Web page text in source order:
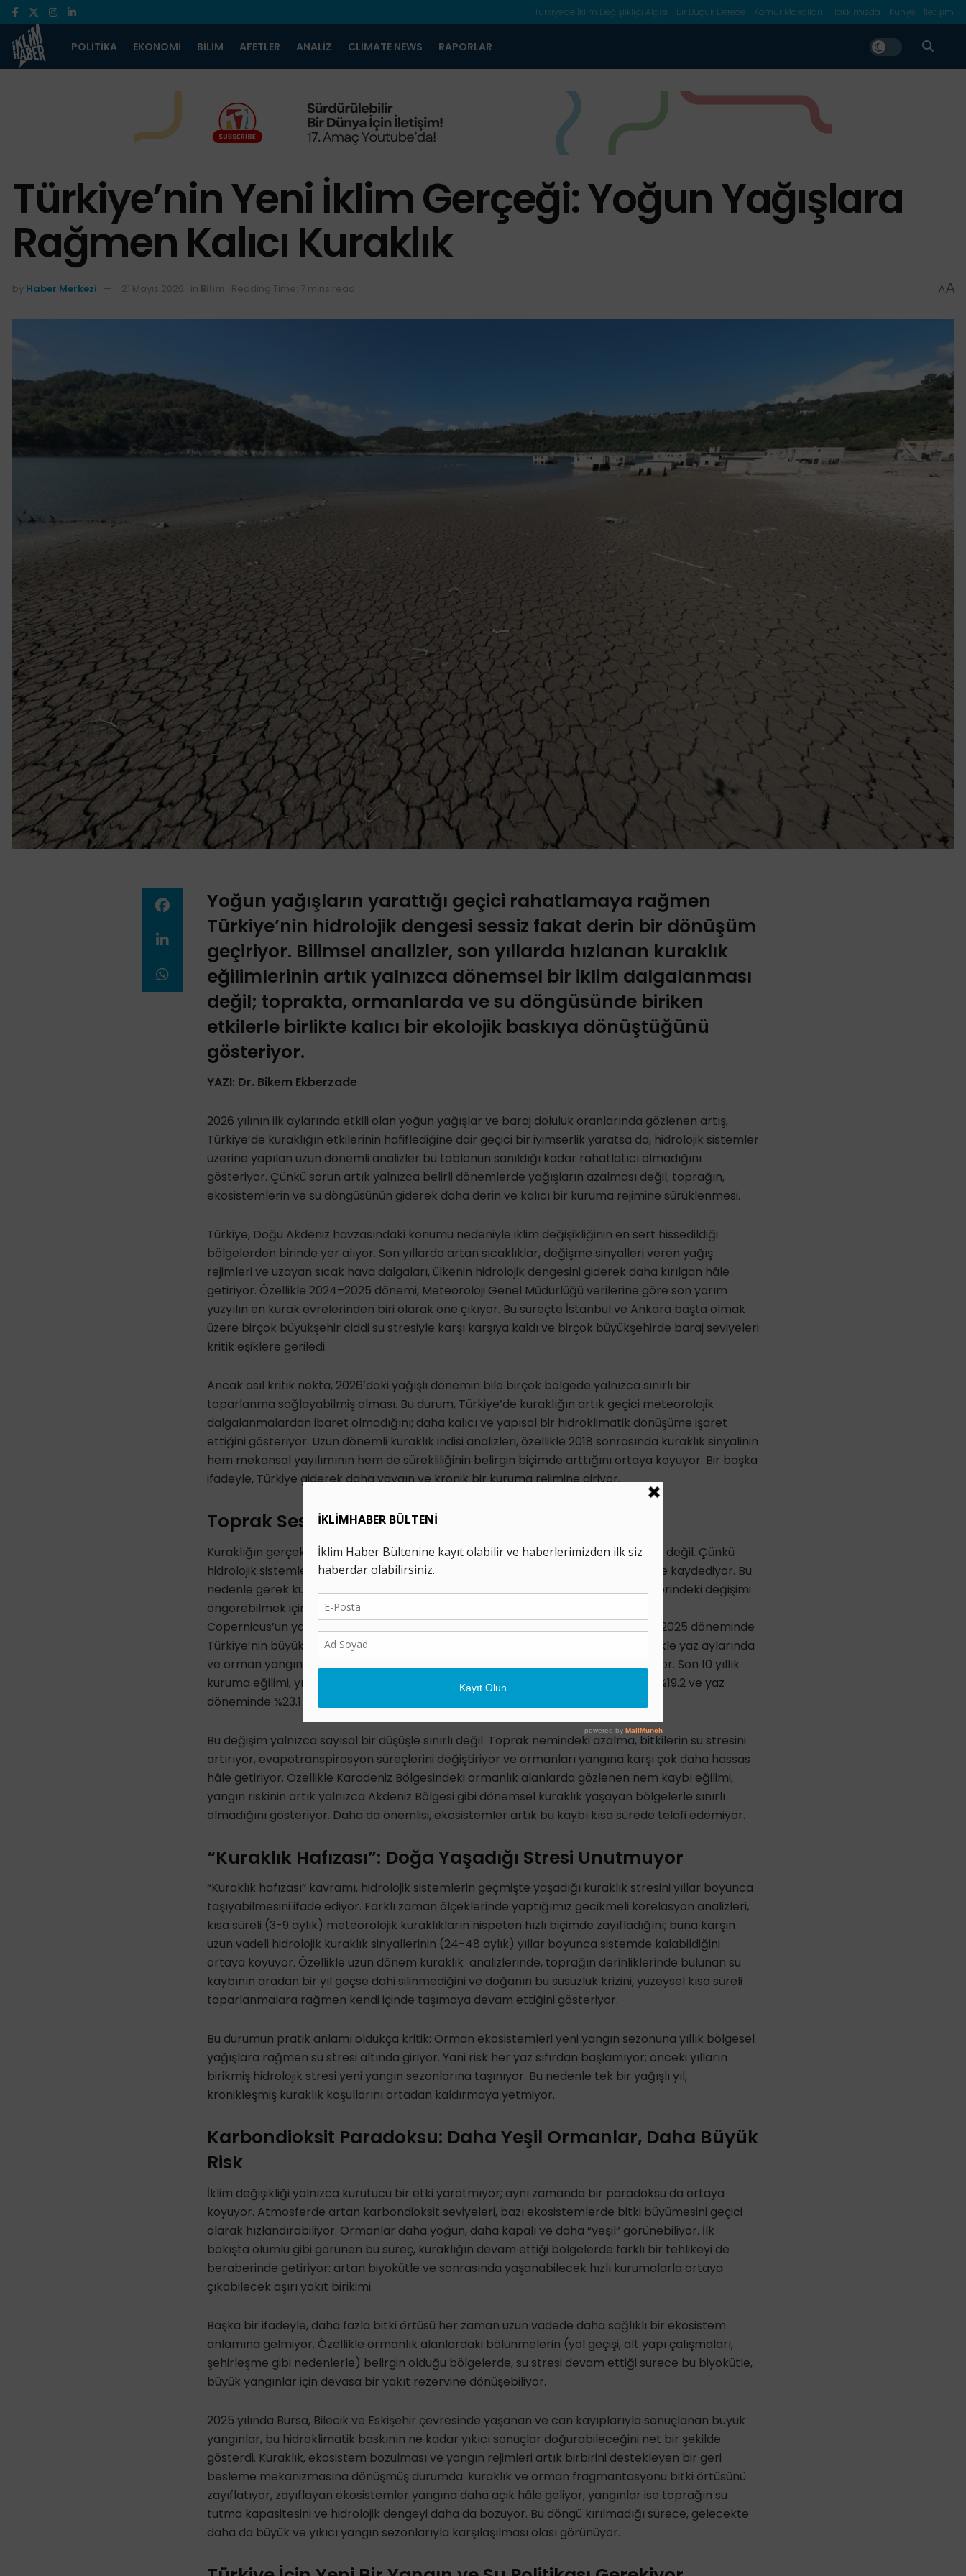
Türkiye’de İklim Değişlikliği Algısı Bir Buçuk Derece Kömür Masalları Hakkımızda Künye İletişim
POLITIKA EKONOMI BILIM AFETLER ANALIZ CLIMATE NEWS RAPORLAR
Türkiye’nin Yeni İklim Gerçeği: Yoğun Yağışlara
Rağmen Kalıcı Kuraklık
by Haber Merkezi 21 Mayıs 2026 in Bilim Reading Time: 7 mins read AA
Yoğun yağışların yarattığı geçici rahatlamaya rağmen
Türkiye’nin hidrolojik dengesi sessiz fakat derin bir dönüşüm
geçiriyor. Bilimsel analizler, son yıllarda hızlanan kuraklık
eğilimlerinin artık yalnızca dönemsel bir iklim dalgalanması
değil; toprakta, ormanlarda ve su döngüsünde biriken
etkilerle birlikte kalıcı bir ekolojik baskıya dönüştüğünü
gösteriyor.
YAZI: Dr. Bikem Ekberzade
2026 yılının ilk aylarında etkili olan yoğun yağışlar ve baraj doluluk oranlarında gözlenen artış,
Türkiye’de kuraklığın etkilerinin hafiflediğine dair geçici bir iyimserlik yaratsa da, hidrolojik sistemler
üzerine yapılan uzun dönemli analizler bu tablonun sanıldığı kadar rahatlatıcı olmadığını
gösteriyor. Çünkü sorun artık yalnızca belirli dönemlerde yağışların azalması değil; toprağın,
ekosistemlerin ve su döngüsünün giderek daha derin ve kalıcı bir kuruma rejimine sürüklenmesi.
Türkiye, Doğu Akdeniz havzasındaki konumu nedeniyle iklim değişikliğinin en sert hissedildiği
bölgelerden birinde yer alıyor. Son yıllarda artan sıcaklıklar, değişme sinyalleri veren yağış
rejimleri ve uzayan sıcak hava dalgaları, ülkenin hidrolojik dengesini giderek daha kırılgan hâle
getiriyor. Özellikle 2024–2025 dönemi, Meteoroloji Genel Müdürlüğü verilerine göre son yarım
yüzyılın en kurak evrelerinden biri olarak öne çıkıyor. Bu süreçte İstanbul ve Ankara başta olmak
üzere birçok büyükşehir ciddi su stresiyle karşı karşıya kaldı ve birçok büyükşehirde baraj seviyeleri
kritik eşiklere geriledi.
Ancak asıl kritik nokta, 2026’daki yağışlı dönemin bile birçok bölgede yalnızca sınırlı bir
toparlanma sağlayabilmiş olması. Bu durum, Türkiye’de kuraklığın artık geçici meteorolojik
dalgalanmalardan ibaret olmadığını; daha kalıcı ve yapısal bir hidroklimatik dönüşüme işaret
ettiğini gösteriyor. Uzun dönemli kuraklık indisi analizleri, özellikle 2018 sonrasında kuraklık sinyalinin
hem mekansal yayılımının hem de sürekliliğinin belirgin biçimde arttığını ortaya koyuyor. Bir başka
ifadeyle, Türkiye giderek daha yaygın ve kronik bir kuruma rejimine giriyor.
Toprak Sessizce Kuruyor
Kuraklığın gerçek boyutunu anlamak için yalnızca yağış miktarına bakmak yeterli değil. Çünkü
hidrolojik sistemler yağışı anlık olarak değil, uzun zaman ölçeklerinde depoluyor ve kaydediyor. Bu
nedenle gerek kuraklığı, gerekse de kuraklığın etki edeceği orman yangını rejimlerindeki değişimi
öngörebilmek için en kritik göstergelerden biri toprak nemi.
Copernicus’un yayınladığı güncel toprak nemi verilerine dayanan analizler, 2015–2025 döneminde
Türkiye’nin büyük bölümünde belirgin bir nem kaybı yaşandığını gösteriyor. Özellikle yaz aylarında
ve orman yangını sezonunda kayıpların daha da hızlandığı net bir şekilde görülüyor. Son 10 yıllık
kuruma eğilimi, yıllık ortalama toprak neminde yaklaşık %17.7, yangın sezonunda %19.2 ve yaz
döneminde %23.1 oranında düşüşte de kendini belirgin bir şekilde gösteriyor.
Bu değişim yalnızca sayısal bir düşüşle sınırlı değil. Toprak nemindeki azalma, bitkilerin su stresini
artırıyor, evapotranspirasyon süreçlerini değiştiriyor ve ormanları yangına karşı çok daha hassas
hâle getiriyor. Özellikle Karadeniz Bölgesindeki ormanlık alanlarda gözlenen nem kaybı eğilimi,
yangın riskinin artık yalnızca Akdeniz Bölgesi gibi dönemsel kuraklık yaşayan bölgelerle sınırlı
olmadığını gösteriyor. Daha da önemlisi, ekosistemler artık bu kaybı kısa sürede telafi edemiyor.
“Kuraklık Hafızası”: Doğa Yaşadığı Stresi Unutmuyor
“Kuraklık hafızası” kavramı, hidrolojik sistemlerin geçmişte yaşadığı kuraklık stresini yıllar boyunca
taşıyabilmesini ifade ediyor. Farklı zaman ölçeklerinde yaptığımız gecikmeli korelasyon analizleri,
kısa süreli (3-9 aylık) meteorolojik kuraklıkların nispeten hızlı biçimde zayıfladığını; buna karşın
uzun vadeli hidrolojik kuraklık sinyallerinin (24-48 aylık) yıllar boyunca sistemde kalabildiğini
ortaya koyuyor. Özellikle uzun dönem kuraklık analizlerinde, toprağın derinliklerinde bulunan su
kaybının aradan bir yıl geçse dahi silinmediğini ve doğanın bu susuzluk krizini, yüzeysel kısa süreli
toparlanmalara rağmen kendi içinde taşımaya devam ettiğini gösteriyor.
Bu durumun pratik anlamı oldukça kritik: Orman ekosistemleri yeni yangın sezonuna yıllık bölgesel
yağışlara rağmen su stresi altında giriyor. Yani risk her yaz sıfırdan başlamıyor; önceki yılların
birikmiş hidrolojik stresi yeni yangın sezonlarına taşınıyor. Bu nedenle tek bir yağışlı yıl,
kronikleşmiş kuraklık koşullarını ortadan kaldırmaya yetmiyor.
Karbondioksit Paradoksu: Daha Yeşil Ormanlar, Daha Büyük
Risk
İklim değişikliği yalnızca kurutucu bir etki yaratmıyor; aynı zamanda bir paradoksu da ortaya
koyuyor. Atmosferde artan karbondioksit seviyeleri, bazı ekosistemlerde bitki büyümesini geçici
olarak hızlandırabiliyor. Ormanlar daha yoğun, daha kapalı ve daha “yeşil” görünebiliyor. İlk
bakışta olumlu gibi görünen bu süreç, kuraklığın devam ettiği bölgelerde farklı bir tehlikeyi de
beraberinde getiriyor: artan biyokütle ve sonrasında yaşanabilecek hızlı kurumalarla ortaya
çıkabilecek aşırı yakıt birikimi.
Başka bir ifadeyle, daha fazla bitki örtüsü her zaman uzun vadede daha sağlıklı bir ekosistem
anlamına gelmiyor. Özellikle ormanlık alanlardaki bölünmelerin (yol geçişi, alt yapı çalışmaları,
şehirleşme gibi nedenlerle) belirgin olduğu bölgelerde, su stresi devam ettiği sürece bu biyokütle,
büyük yangınlar için devasa bir yakıt rezervine dönüşebiliyor.
2025 yılında Bursa, Bilecik ve Eskişehir çevresinde yaşanan ve can kayıplarıyla sonuçlanan büyük
yangınlar, bu hidroklimatik baskının ne kadar yıkıcı sonuçlar doğurabileceğini net bir şekilde
gösterdi. Kuraklık, ekosistem bozulması ve yangın rejimleri artık birbirini destekleyen bir geri
besleme mekanizmasına dönüşmüş durumda: kuraklık ve orman fragmantasyonu bitki örtüsünü
zayıflatıyor, zayıflayan ekosistemler yangına daha açık hâle geliyor, yangınlar ise toprağın su
tutma kapasitesini ve hidrolojik dengeyi daha da bozuyor. Bu döngü kırılmadığı sürece, gelecekte
daha da büyük ve yıkıcı yangın sezonlarıyla karşılaşılması olası görünüyor.